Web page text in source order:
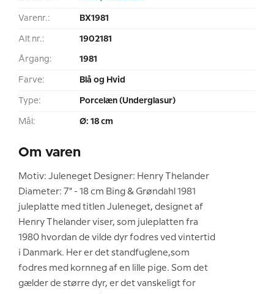
Varenr.: BX1981
Alt nr.: 1902181
Årgang: 1981
Farve: Blå og Hvid
Type: Porcelæn (Underglasur)
Mål: Ø: 18 cm
Om varen
Motiv: Juleneget Designer: Henry Thelander
Diameter: 7" - 18 cm Bing & Grøndahl 1981
juleplatte med titlen Juleneget, designet af
Henry Thelander viser, som juleplatten fra
1980 hvordan de vilde dyr fodres ved vintertid
i Danmark. Her er det standfuglene,som
fodres med kornneg af en lille pige. Som det
gælder de større dyr, er det vanskeligt for